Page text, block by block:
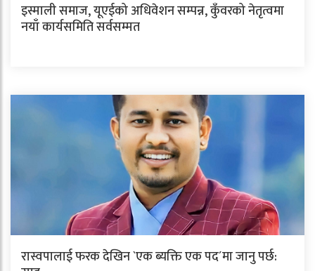
इस्माली समाज, यूएईको अधिवेशन सम्पन्न, कुँवरको नेतृत्वमा
नयाँ कार्यसमिति सर्वसम्मत
रास्वपालाई फरक देखिन `एक ब्यक्ति एक पद´मा जानु पर्छ: